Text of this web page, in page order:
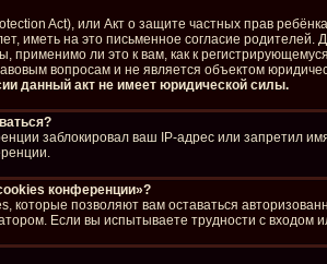
Act), или Акт о защите частных прав
иметь на это письменное согласие
применимо ли это к вам, как к
вопросам и не является объектом
данный акт не имеет юридической силы.
заблокировал ваш IP-адрес или запретил
конференции»?
которые позволяют вам оставаться
Если вы испытываете трудности с